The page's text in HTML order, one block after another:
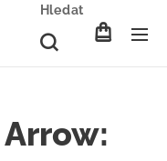
Hledat
Arrow: